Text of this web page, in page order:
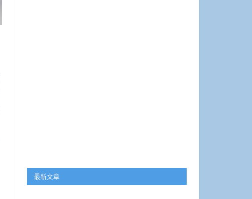
最新文章